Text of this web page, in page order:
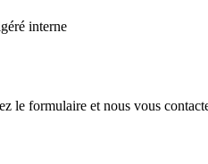
interne
le formulaire et nous vous